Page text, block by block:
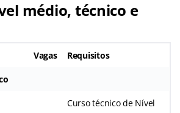
médio, técnico e
Vagas Requisitos
Curso técnico de Nível